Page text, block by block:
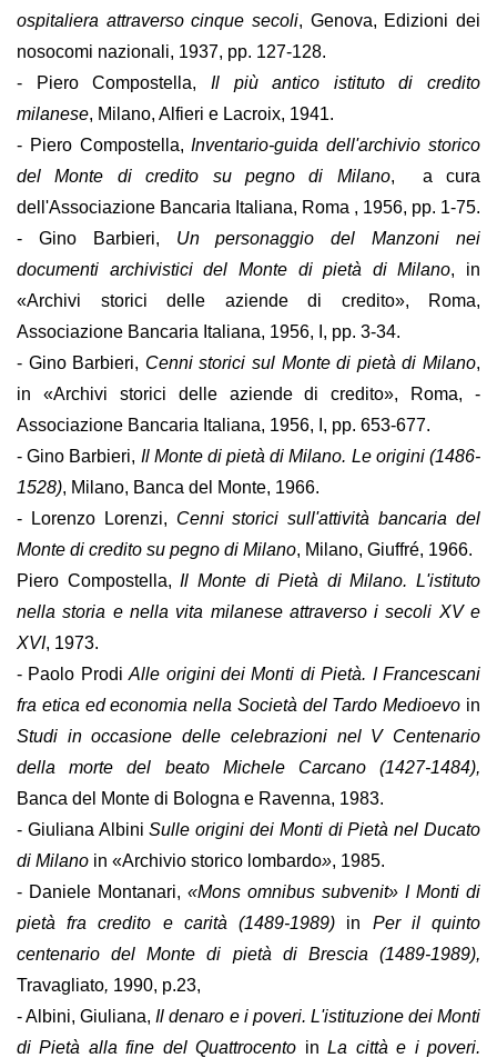
ospitaliera attraverso cinque secoli, Genova, Edizioni dei
nosocomi nazionali, 1937, pp. 127-128.
- Piero Compostella, Il più antico istituto di credito
milanese, Milano, Alfieri e Lacroix, 1941.
- Piero Compostella,Inventario-guida dell'archivio storico
del Monte di credito su pegno di Milano, a cura
dell'Associazione Bancaria Italiana, Roma , 1956, pp. 1-75.
- Gino Barbieri, Un personaggio del Manzoni nei
documenti archivistici del Monte di pietà di Milano, in
«Archivi storici delle aziende di credito», Roma,
Associazione Bancaria Italiana, 1956, I, pp. 3-34.
- Gino Barbieri, Cenni storici sul Monte di pietà di Milano,
in «Archivi storici delle aziende di credito», Roma, -
Associazione Bancaria Italiana, 1956, I, pp. 653-677.
- Gino Barbieri, Il Monte di pietà di Milano. Le origini (1486-
1528), Milano, Banca del Monte, 1966.
- Lorenzo Lorenzi, Cenni storici sull'attività bancaria del
Monte di credito su pegno di Milano, Milano, Giuffré, 1966.
Piero Compostella,Il Monte di Pietà di Milano. L'istituto
nella storia e nella vita milanese attraverso i secoli XV e
XVI, 1973.
- Paolo ProdiAlle origini dei Monti di Pietà. I Francescani
fra etica ed economia nella Società del Tardo Medioevo in
Studi in occasione delle celebrazioni nel V Centenario
della morte del beato Michele Carcano (1427-1484),
Banca del Monte di Bologna e Ravenna, 1983.
- Giuliana AlbiniSulle origini dei Monti di Pietà nel Ducato
di Milano in «Archivio storico lombardo», 1985.
- Daniele Montanari, «Mons omnibus subvenit» I Monti di
pietà fra credito e carità (1489-1989) in Per il quinto
centenario del Monte di pietà di Brescia (1489-1989),
Travagliato, 1990, p.23,
- Albini, Giuliana,Il denaro e i poveri. L'istituzione dei Monti
di Pietà alla fine del Quattrocento inLa città e i poveri.